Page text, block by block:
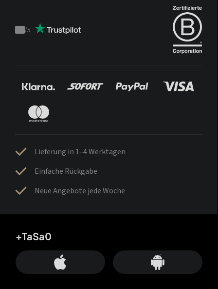
Trustpilot
/5
Lieferung in 1–4 Werktagen
Einfache Rückgabe
Neue Angebote jede Woche
+TaSa0